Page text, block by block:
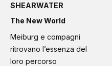
SHEARWATER
The New World
Meiburg e compagni
ritrovano l’essenza del
loro percorso